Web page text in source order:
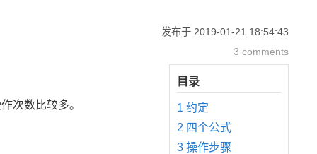
发布于 2019-01-21 18:54:43
3 comments
1 约定
2 四个公式
3 操作步骤
次数比较多。